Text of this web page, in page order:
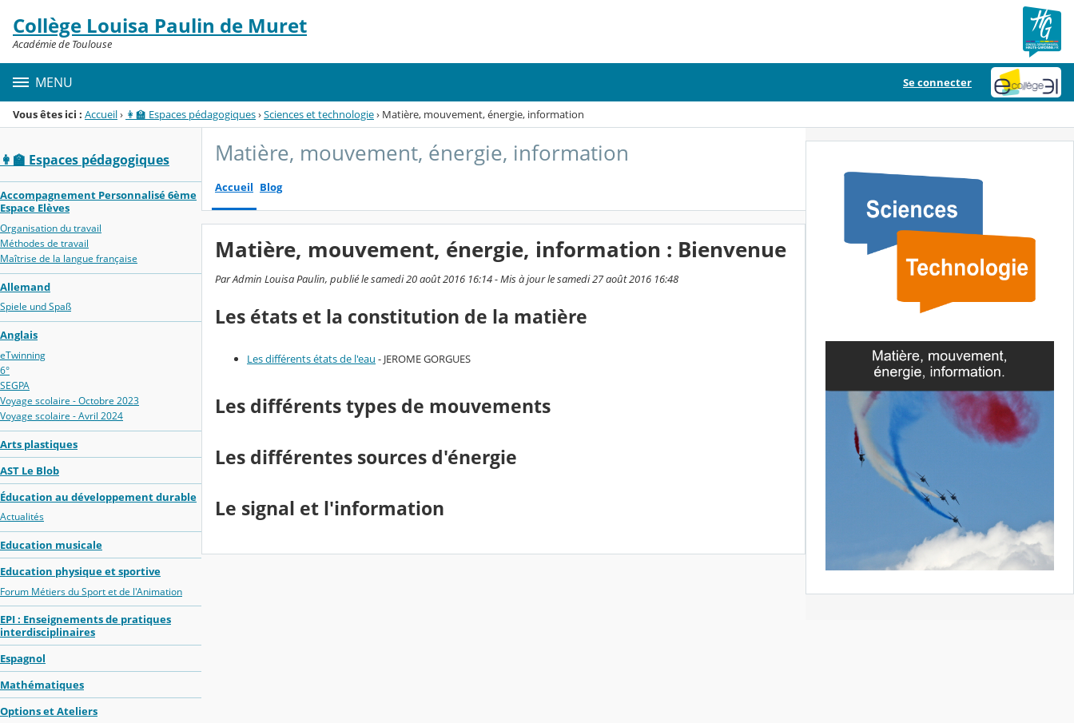
Menu de la rubrique
Contenu
Collège Louisa Paulin de Muret
Académie de Toulouse
MENU Se connecter
Vous êtes ici : Accueil› 👩‍🏫 Espaces pédagogiques›Sciences et technologie› Matière, mouvement, énergie, information
👩‍🏫 Espaces pédagogiques
Accompagnement Personnalisé 6ème
Espace Elèves
Organisation du travail
Méthodes de travail
Maîtrise de la langue française
Allemand
Spiele und Spaß
Anglais
eTwinning
6°
SEGPA
Voyage scolaire - Octobre 2023
Voyage scolaire - Avril 2024
Arts plastiques
AST Le Blob
Éducation au développement durable
Actualités
Education musicale
Education physique et sportive
Forum Métiers du Sport et de l'Animation
EPI : Enseignements de pratiques
interdisciplinaires
Espagnol
Mathématiques
Options et Ateliers
Matière, mouvement, énergie, information
Accueil Blog
Matière, mouvement, énergie, information : Bienvenue
Par Admin Louisa Paulin, publié le samedi 20 août 2016 16:14 - Mis à jour le samedi 27 août 2016 16:48
Les états et la constitution de la matière
Les différents états de l'eau - JEROME GORGUES
Les différents types de mouvements
Les différentes sources d'énergie
Le signal et l'information